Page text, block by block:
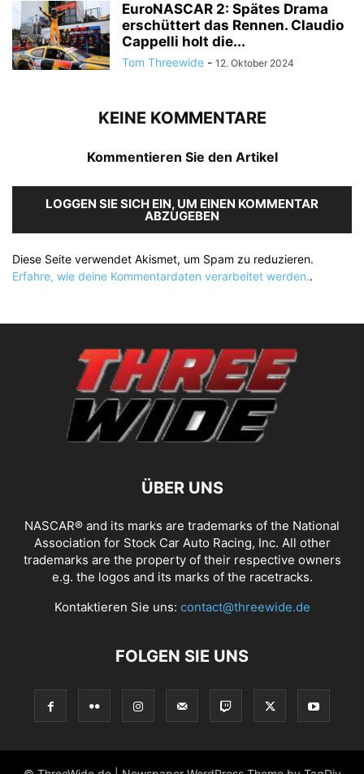
EuroNASCAR 2: Spätes Drama
erschüttert das Rennen. Claudio
Cappelli holt die...
Tom Threewide - 12. Oktober 2024
KEINE KOMMENTARE
Kommentieren Sie den Artikel
LOGGEN SIE SICH EIN, UM EINEN KOMMENTAR
ABZUGEBEN
Diese Seite verwendet Akismet, um Spam zu reduzieren.
Erfahre, wie deine Kommentardaten verarbeitet werden..
ÜBER UNS
NASCAR® and its marks are trademarks of the National
Association for Stock Car Auto Racing, Inc. All other
trademarks are the property of their respective owners
e.g. the logos and its marks of the racetracks.
Kontaktieren Sie uns: contact@threewide.de
FOLGEN SIE UNS